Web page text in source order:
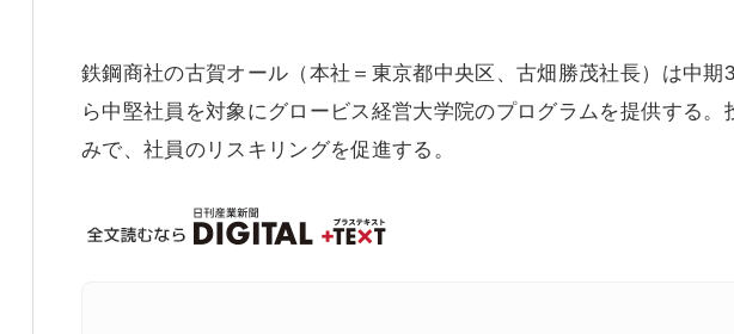
鉄鋼商社の古賀オール（本社＝東京都中央区、古畑勝茂社長）は中
ら中堅社員を対象にグロービス経営大学院のプログラムを提供する
みで、社員のリスキリングを促進する。